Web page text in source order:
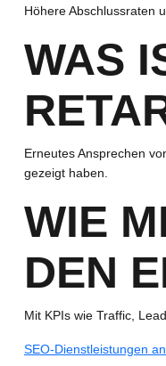
Höhere Abschlussraten
WAS
Erneutes Ansprechen
gezeigt haben.
WIE
DEN
Mit KPIs wie Traffic,
SEO-Dienstleistungen